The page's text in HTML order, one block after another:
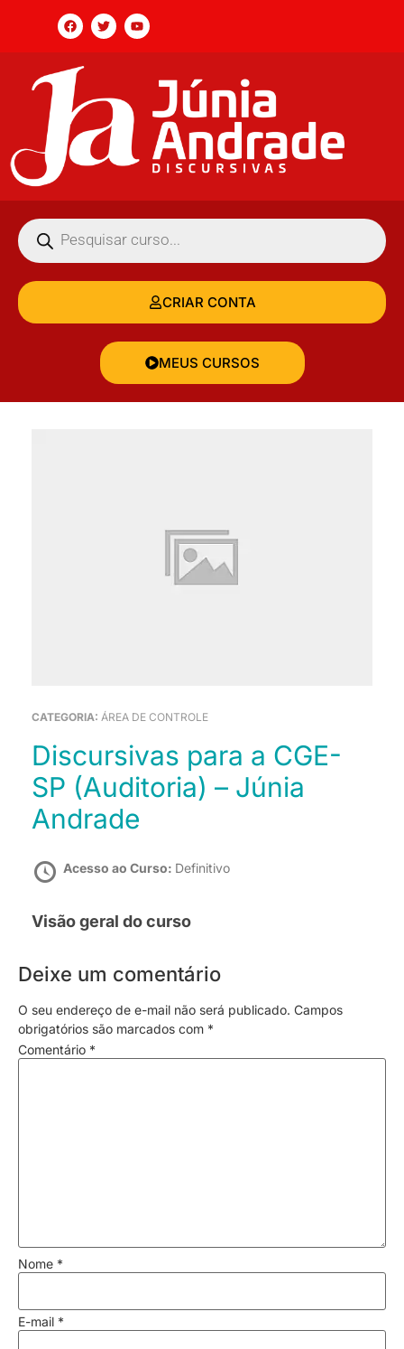
CRIAR CONTA
MEUS CURSOS
CATEGORIA: ÁREA DE CONTROLE
Discursivas para a CGE-
SP (Auditoria) – Júnia
Andrade
Acesso ao Curso: Definitivo
Visão geral do curso
Deixe um comentário
O seu endereço de e-mail não será publicado. Campos
obrigatórios são marcados com *
Comentário *
Nome *
E-mail *